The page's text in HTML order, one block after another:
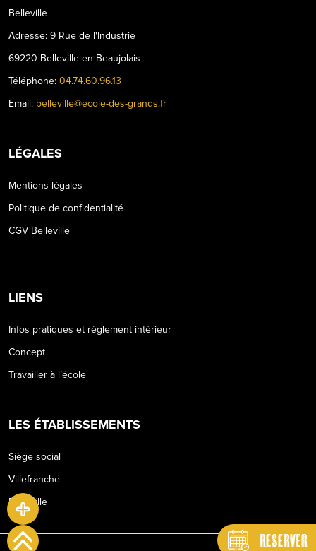
RESERVER
Belleville
Adresse: 9 Rue de l'Industrie
69220 Belleville-en-Beaujolais
Téléphone: 04.74.60.96.13
Email: belleville@ecole-des-grands.fr
LÉGALES
Mentions légales
Politique de confidentialité
CGV Belleville
LIENS
Infos pratiques et règlement intérieur
Concept
Travailler à l’école
LES ÉTABLISSEMENTS
Siège social
Villefranche
Belleville